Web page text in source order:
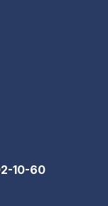
10-60